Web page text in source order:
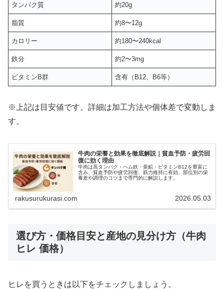
タンパク質 約20g
脂質 約8〜12g
カロリー 約180〜240kcal
鉄分 約2〜3mg
ビタミンB群 含有（B12、B6等）
※上記は目安値です。詳細は加工方法や個体差で変動しま
す。
牛肉の栄養と効果を徹底解説｜貧血予防・疲労回
復に効く理由
牛肉は高タンパク・ヘム鉄・亜鉛・ビタミンB12を豊富に
含み、貧血予防や疲労回復、筋力維持に有効。部位別の栄
養差や調理のコツまで専門的に解説します。
rakusurukurasi.com 2026.05.03
選び方・価格目安と産地の見分け方（牛肉
ヒレ 価格）
ヒレを買うときは以下をチェックしましょう。